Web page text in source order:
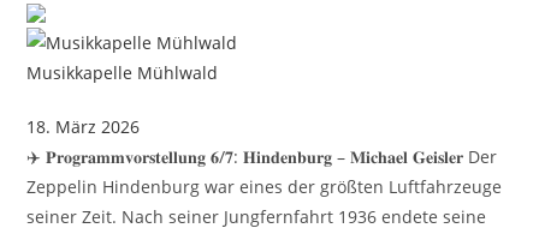
Musikkapelle Mühlwald
18. März 2026
✈️ 𝐏𝐫𝐨𝐠𝐫𝐚𝐦𝐦𝐯𝐨𝐫𝐬𝐭𝐞𝐥𝐥𝐮𝐧𝐠 𝟔/𝟕: 𝐇𝐢𝐧𝐝𝐞𝐧𝐛𝐮𝐫𝐠 – 𝐌𝐢𝐜𝐡𝐚𝐞𝐥 𝐆𝐞𝐢𝐬𝐥𝐞𝐫 Der
Zeppelin Hindenburg war eines der größten Luftfahrzeuge
seiner Zeit. Nach seiner Jungfernfahrt 1936 endete seine